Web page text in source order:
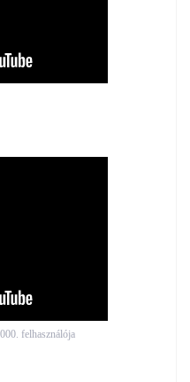
felhasználója